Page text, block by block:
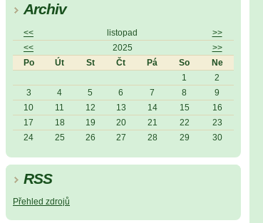
Archiv
<< listopad
>>
<<
2025
>>
Po
Út St Čt Pá So
Ne
1
2
3
4 5 6 7 8
9
10
11 12 13 14 15
16
17
18 19 20 21 22
23
24
25 26 27 28 29 30
RSS
Přehled zdrojů